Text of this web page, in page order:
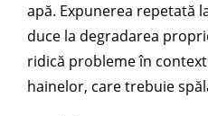
apă. Expunerea repetată
duce la degradarea
ridică probleme în
hainelor, care trebuie